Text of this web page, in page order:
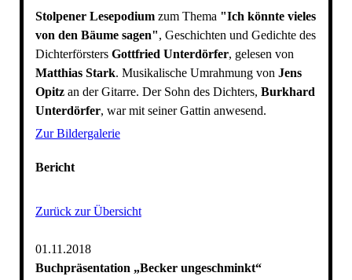
Stolpener Lesepodium zum Thema "Ich könnte vieles
von den Bäume sagen", Geschichten und Gedichte des
Dichterförsters Gottfried Unterdörfer, gelesen von
Matthias Stark. Musikalische Umrahmung von Jens
Opitzan der Gitarre. Der Sohn des Dichters, Burkhard
Unterdörfer, war mit seiner Gattin anwesend.
Zur Bildergalerie
Bericht
Zurück zur Übersicht
01.11.2018
Buchpräsentation „Becker ungeschminkt“